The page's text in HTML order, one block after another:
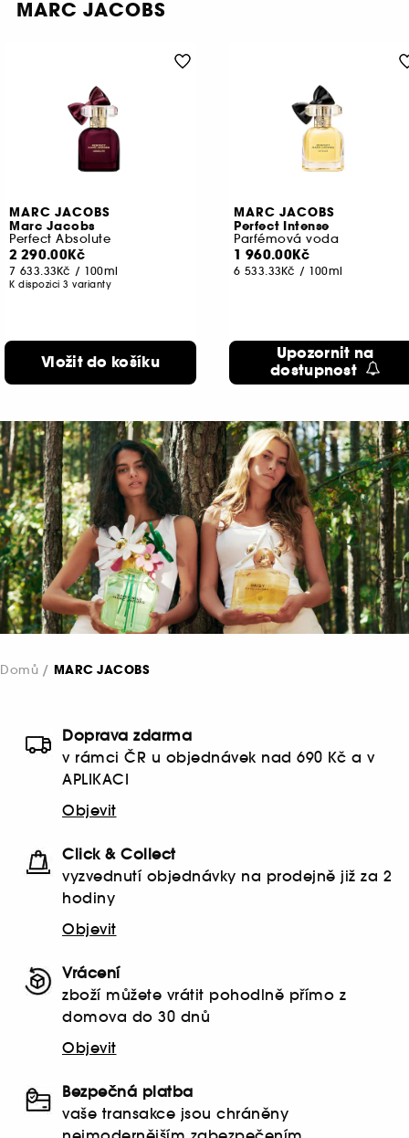
MARC JACOBS
MARC JACOBS
Marc Jacobs
Perfect Absolute
2 290.00Kč
7 633.33Kč / 100ml
K dispozici 3 varianty
Vložit do košíku
MARC JACOBS
Perfect Intense
Parfémová voda
1 960.00Kč
6 533.33Kč / 100ml
Upozornit na
dostupnost
Domů MARC JACOBS
Doprava zdarma
v rámci ČR u objednávek nad 690 Kč a v
APLIKACI
Objevit
Click & Collect
vyzvednutí objednávky na prodejně již za 2
hodiny
Objevit
Vrácení
zboží můžete vrátit pohodlně přímo z
domova do 30 dnů
Objevit
Bezpečná platba
vaše transakce jsou chráněny